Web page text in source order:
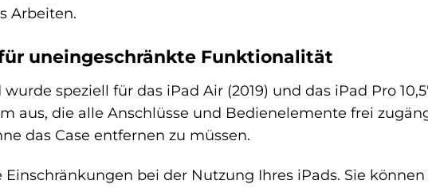
Arbeiten.
uneingeschränkte Funktionalität
speziell für das iPad Air (2019) und das iPad Pro
aus, die alle Anschlüsse und Bedienelemente frei
das Case entfernen zu müssen.
Einschränkungen bei der Nutzung Ihres iPads. Sie